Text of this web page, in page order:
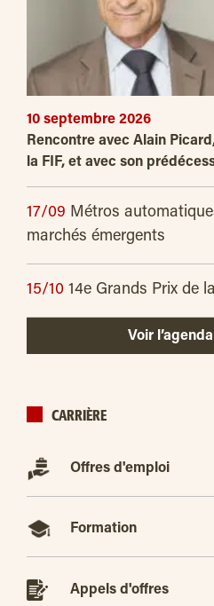
10 septembre 2026
Rencontre avec Alain
la FIF, et avec son
17/09 Métros
marchés émergents
15/10 14e Grands Prix de
Voir
CARRIÈRE
Offres d'emploi
Formation
Appels d'offres